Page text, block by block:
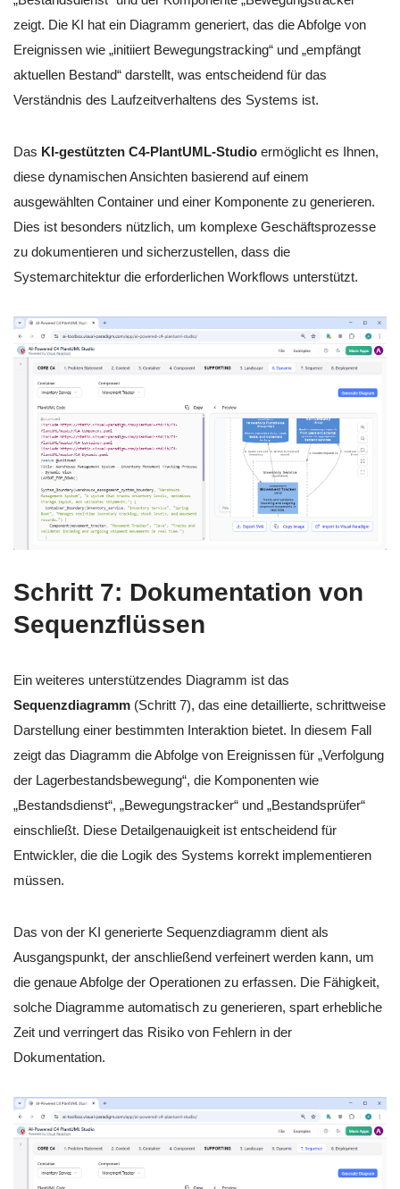
zeigt. Die KI hat ein Diagramm generiert, das die Abfolge von
Ereignissen wie „initiiert Bewegungstracking“ und „empfängt
aktuellen Bestand“ darstellt, was entscheidend für das
Verständnis des Laufzeitverhaltens des Systems ist.
Das KI-gestützten C4-PlantUML-Studio ermöglicht es Ihnen,
diese dynamischen Ansichten basierend auf einem
ausgewählten Container und einer Komponente zu generieren.
Dies ist besonders nützlich, um komplexe Geschäftsprozesse
zu dokumentieren und sicherzustellen, dass die
Systemarchitektur die erforderlichen Workflows unterstützt.
Schritt 7: Dokumentation von
Sequenzflüssen
Ein weiteres unterstützendes Diagramm ist das
Sequenzdiagramm (Schritt 7), das eine detaillierte, schrittweise
Darstellung einer bestimmten Interaktion bietet. In diesem Fall
zeigt das Diagramm die Abfolge von Ereignissen für „Verfolgung
der Lagerbestandsbewegung“, die Komponenten wie
„Bestandsdienst“, „Bewegungstracker“ und „Bestandsprüfer“
einschließt. Diese Detailgenauigkeit ist entscheidend für
Entwickler, die die Logik des Systems korrekt implementieren
müssen.
Das von der KI generierte Sequenzdiagramm dient als
Ausgangspunkt, der anschließend verfeinert werden kann, um
die genaue Abfolge der Operationen zu erfassen. Die Fähigkeit,
solche Diagramme automatisch zu generieren, spart erhebliche
Zeit und verringert das Risiko von Fehlern in der
Dokumentation.